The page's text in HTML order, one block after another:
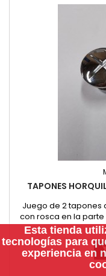
TAPONES
Juego de 2 tapones
con rosca en la
Esta tienda
tecnologías para
experiencia en